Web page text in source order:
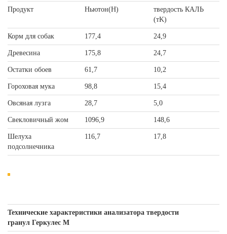
Продукт Ньютон(Н)
твердость КАЛЬ
(тK)
Корм для собак 177,4 24,9
Древесина 175,8 24,7
Остатки обоев 61,7 10,2
Гороховая мука 98,8 15,4
Овсяная лузга 28,7 5,0
Свекловичный жом 1096,9 148,6
Шелуха
подсолнечника
116,7 17,8
Технические характеристики анализатора твердости
гранул Геркулес М